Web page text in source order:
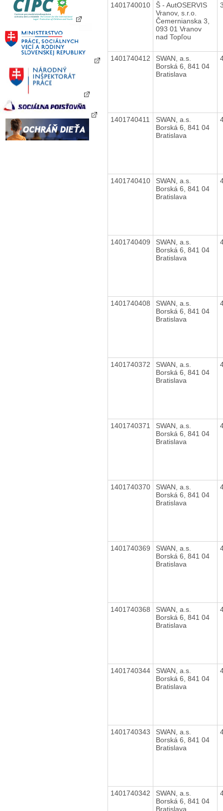
1401740010
Š - AutOSERVIS
Vranov, s.r.o.
Čemernianska 3,
093 01 Vranov
nad Topľou
1401740412
SWAN, a.s.
Borská 6, 841 04
Bratislava
1401740411
SWAN, a.s.
Borská 6, 841 04
Bratislava
1401740410
SWAN, a.s.
Borská 6, 841 04
Bratislava
1401740409
SWAN, a.s.
Borská 6, 841 04
Bratislava
1401740408
SWAN, a.s.
Borská 6, 841 04
Bratislava
1401740372
SWAN, a.s.
Borská 6, 841 04
Bratislava
1401740371
SWAN, a.s.
Borská 6, 841 04
Bratislava
1401740370
SWAN, a.s.
Borská 6, 841 04
Bratislava
1401740369
SWAN, a.s.
Borská 6, 841 04
Bratislava
1401740368
SWAN, a.s.
Borská 6, 841 04
Bratislava
1401740344
SWAN, a.s.
Borská 6, 841 04
Bratislava
1401740343
SWAN, a.s.
Borská 6, 841 04
Bratislava
1401740342
SWAN, a.s.
Borská 6, 841 04
Bratislava